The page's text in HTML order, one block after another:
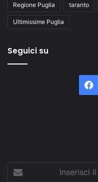
Regione Puglia taranto
Ultimissime Puglia
Seguici su